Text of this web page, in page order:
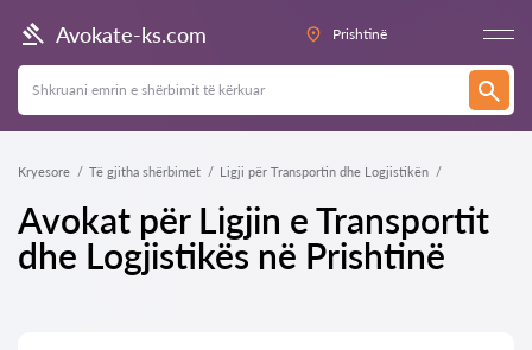
Avokate-ks.com Prishtinë
Kryesore Të gjitha shërbimet Ligji për Transportin dhe Logjistikën
Avokat për Ligjin e Transportit
dhe Logjistikës në Prishtinë